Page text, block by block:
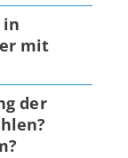
in
mit
der